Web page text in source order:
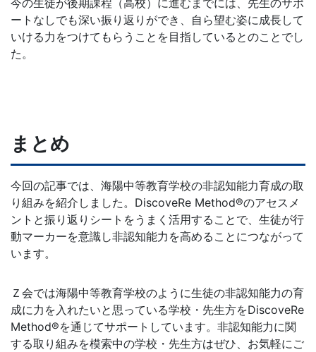
今の生徒が後期課程（高校）に進むまでには、先生のサポ
ートなしでも深い振り返りができ、自ら望む姿に成長して
いける力をつけてもらうことを目指しているとのことでし
た。
まとめ
今回の記事では、海陽中等教育学校の非認知能力育成の取
り組みを紹介しました。DiscoveRe Method®のアセスメ
ントと振り返りシートをうまく活用することで、生徒が行
動マーカーを意識し非認知能力を高めることにつながって
います。
Ｚ会では海陽中等教育学校のように生徒の非認知能力の育
成に力を入れたいと思っている学校・先生方をDiscoveRe
Method®を通じてサポートしています。非認知能力に関
する取り組みを模索中の学校・先生方はぜひ、お気軽にご